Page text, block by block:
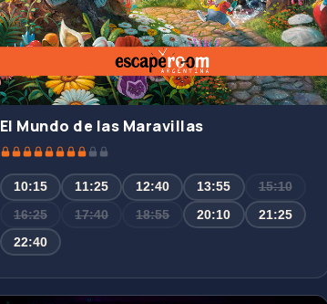
El Mundo de las Maravillas
10:15 11:25 12:40 13:55 15:10
16:25 17:40 18:55 20:10 21:25
22:40